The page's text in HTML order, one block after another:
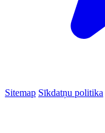
Sitemap Sīkdatņu politika